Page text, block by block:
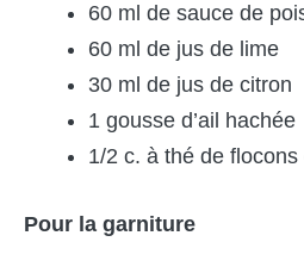
60 ml de sauce de
60 ml de jus de lime
30 ml de jus de citron
1 gousse d’ail hachée
1/2 c. à thé de
Pour la garniture